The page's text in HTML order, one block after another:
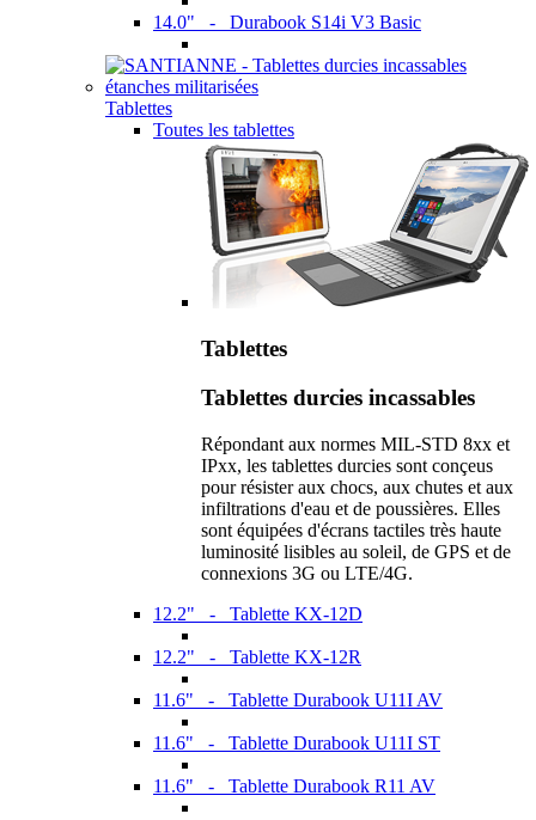
14.0" - Durabook S14i V3 Basic
Tablettes
Toutes les tablettes
Tablettes
Tablettes durcies incassables
Répondant aux normes MIL-STD 8xx et
IPxx, les tablettes durcies sont conçeus
pour résister aux chocs, aux chutes et aux
infiltrations d'eau et de poussières. Elles
sont équipées d'écrans tactiles très haute
luminosité lisibles au soleil, de GPS et de
connexions 3G ou LTE/4G.
12.2" - Tablette KX-12D
12.2" - Tablette KX-12R
11.6" - Tablette Durabook U11I AV
11.6" - Tablette Durabook U11I ST
11.6" - Tablette Durabook R11 AV